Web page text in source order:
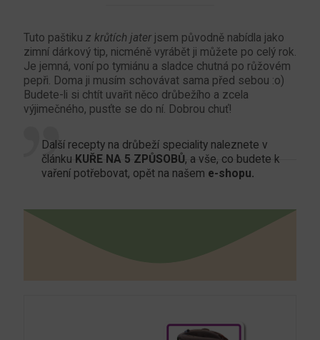
Tuto paštiku z krůtích jater jsem původně nabídla jako
zimní dárkový tip, nicméně vyrábět ji můžete po celý rok.
Je jemná, voní po tymiánu a sladce chutná po růžovém
pepři. Doma ji musím schovávat sama před sebou :o)
Budete-li si chtít uvařit něco drůbežího a zcela
výjimečného, pusťte se do ní. Dobrou chuť!
Další recepty na drůbeží speciality naleznete v
článku KUŘE NA 5 ZPŮSOBŮ, a vše, co budete k
vaření potřebovat, opět na našem e-shopu.